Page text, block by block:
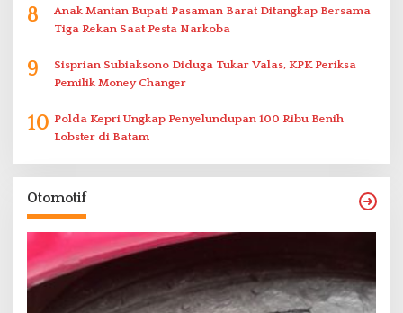
8
Anak Mantan Bupati Pasaman Barat Ditangkap Bersama
Tiga Rekan Saat Pesta Narkoba
9
Sisprian Subiaksono Diduga Tukar Valas, KPK Periksa
Pemilik Money Changer
10 Polda Kepri Ungkap Penyelundupan 100 Ribu Benih
Lobster di Batam
Otomotif